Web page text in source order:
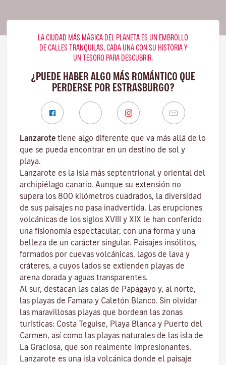
LA CIUDAD MÁS MÁGICA DEL PLANETA ES UN EMBROLLO
DE CALLES TRANQUILAS, CADA UNA CON SU HISTORIA Y
UN TESORO PARA DESCUBRIR.
¿PUEDE HABER ALGO MÁS ROMÁNTICO QUE
PERDERSE POR ESTRASBURGO?
Lanzarote tiene algo diferente que va más allá de lo
que se pueda encontrar en un destino de sol y
playa.
Lanzarote es la isla más septentrional y oriental del
archipiélago canario. Aunque su extensión no
supera los 800 kilómetros cuadrados, la diversidad
de sus paisajes no pasa inadvertida. Las erupciones
volcánicas de los siglos XVIII y XIX le han conferido
una fisionomía espectacular, con una forma y una
belleza de un carácter singular. Paisajes insólitos,
formados por cuevas volcánicas, lagos de lava y
cráteres, a cuyos lados se extienden playas de
arena dorada y aguas transparentes.
Al sur, destacan las calas de Papagayo y, al norte,
las playas de Famara y Caletón Blanco. Sin olvidar
las maravillosas playas que bordean las zonas
turísticas: Costa Teguise, Playa Blanca y Puerto del
Carmen, así como las playas naturales de las isla de
La Graciosa, que son realmente impresionantes.
Lanzarote es una isla volcánica donde el paisaje